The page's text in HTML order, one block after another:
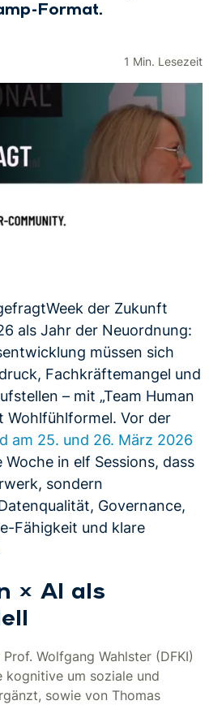
Format.
1 Min. Lesezeit
der Zukunft
als Jahr der Neuordnung:
müssen sich
Fachkräftemangel und
– mit „Team Human
Wohlfühlformel. Vor der
am 25. und 26. März 2026
Woche in elf Sessions, dass
sondern
Governance,
Fähigkeit und klare
× AI als
Wolfgang Wahlster (DFKI)
kognitive um soziale und
sowie von Thomas